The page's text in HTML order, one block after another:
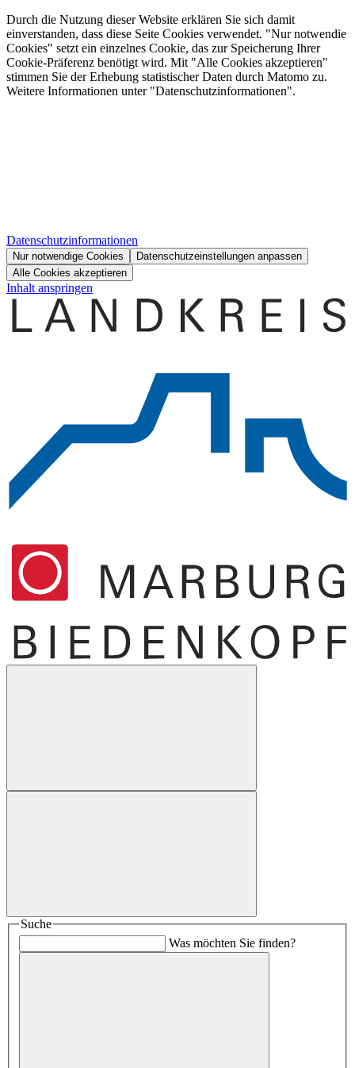
Durch die Nutzung dieser Website erklären Sie sich damit
einverstanden, dass diese Seite Cookies verwendet. "Nur notwendie
Cookies" setzt ein einzelnes Cookie, das zur Speicherung Ihrer
Cookie-Präferenz benötigt wird. Mit "Alle Cookies akzeptieren"
stimmen Sie der Erhebung statistischer Daten durch Matomo zu.
Weitere Informationen unter "Datenschutzinformationen".
Datenschutzinformationen
Nur notwendige Cookies
Datenschutzeinstellungen anpassen
Alle Cookies akzeptieren
Inhalt anspringen
Suche
Was möchten Sie finden?